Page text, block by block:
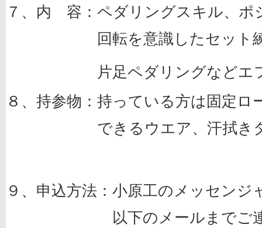
７、内 容：ペダリングスキル、ポ
回転を意識したセット練習
片足ペダリングなどエフォ
８、持参物：持っている方は固定
できるウエア、汗拭きタ
９、申込方法：小原工のメッセン
以下のメールまでご連